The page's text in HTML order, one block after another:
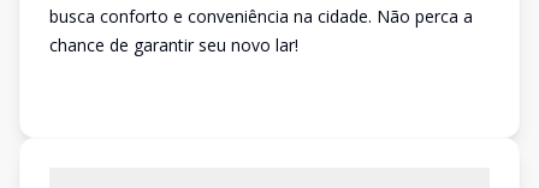
busca conforto e conveniência na cidade. Não perca a
chance de garantir seu novo lar!